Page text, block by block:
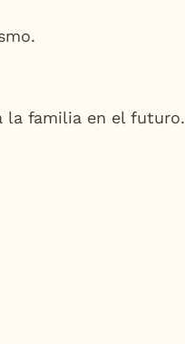
la familia en el futuro.